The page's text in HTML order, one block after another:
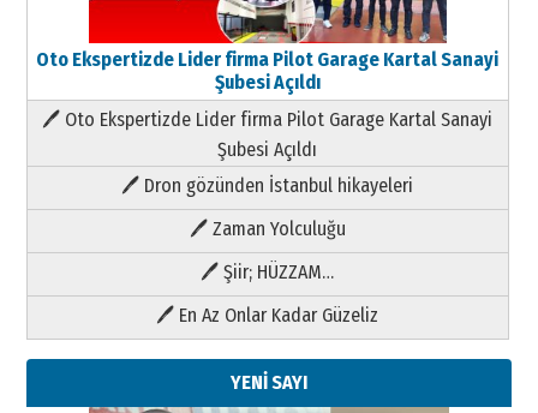
Oto Ekspertizde Lider firma Pilot Garage Kartal Sanayi
Şubesi Açıldı
🖊 Oto Ekspertizde Lider firma Pilot Garage Kartal Sanayi
Şubesi Açıldı
🖊 Dron gözünden İstanbul hikayeleri
🖊 Zaman Yolculuğu
🖊 Şiir; HÜZZAM…
🖊 En Az Onlar Kadar Güzeliz
YENİ SAYI